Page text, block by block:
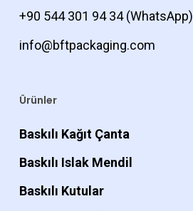
+90 544 301 94 34(WhatsApp)
info@bftpackaging.com
Ürünler
Baskılı Kağıt Çanta
Baskılı Islak Mendil
Baskılı Kutular